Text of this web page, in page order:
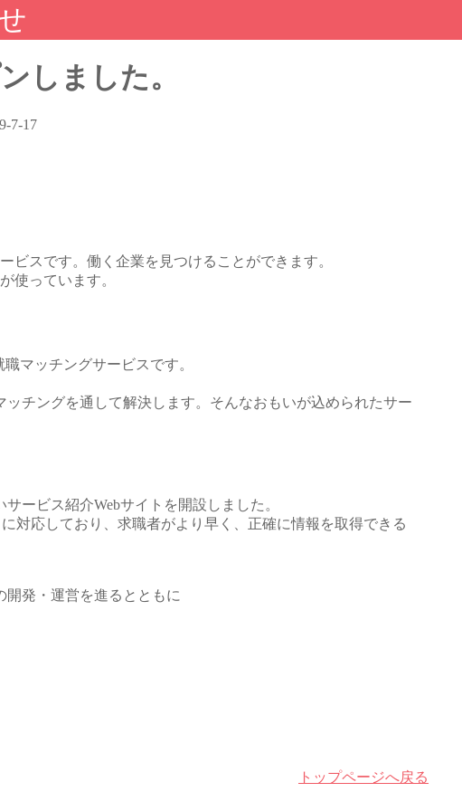
しました。
7-17
ビスです。働く企業を見つけることができます。
使っています。
マッチングサービスです。
チングを通して解決します。そんなおもいが込められたサー
ービス紹介Webサイトを開設しました。
対応しており、求職者がより早く、正確に情報を取得できる
開発・運営を進るとともに
トップページへ戻る